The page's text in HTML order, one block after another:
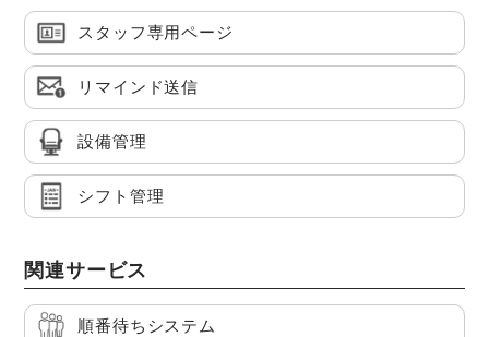
スタッフ専用ページ
リマインド送信
設備管理
シフト管理
関連サービス
順番待ちシステム